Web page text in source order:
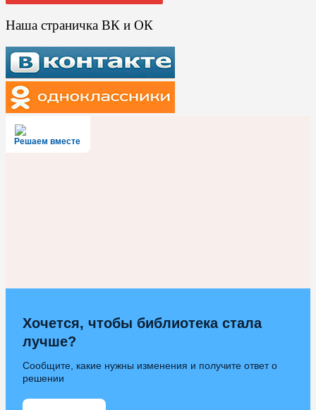
Наша страничка ВК и ОК
Решаем вместе
Хочется, чтобы библиотека стала
лучше?
Сообщите, какие нужны изменения и получите ответ о
решении